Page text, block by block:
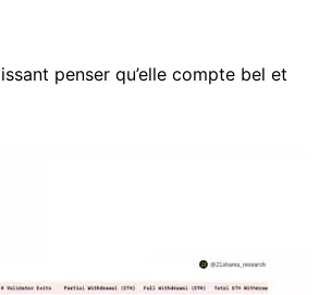
penser qu’elle compte bel et